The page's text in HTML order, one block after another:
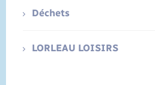
Déchets
LORLEAU LOISIRS